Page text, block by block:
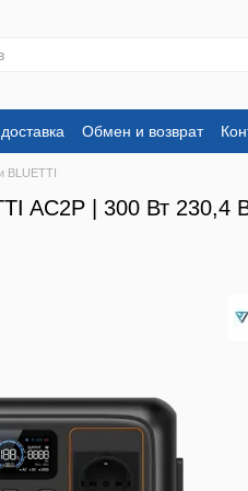
Обмен и возврат
BLUETTI
AC2P | 300 Вт 230,4